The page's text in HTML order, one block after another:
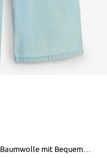
Culotte aus reiner Bio-Baumwolle mit Bequembund